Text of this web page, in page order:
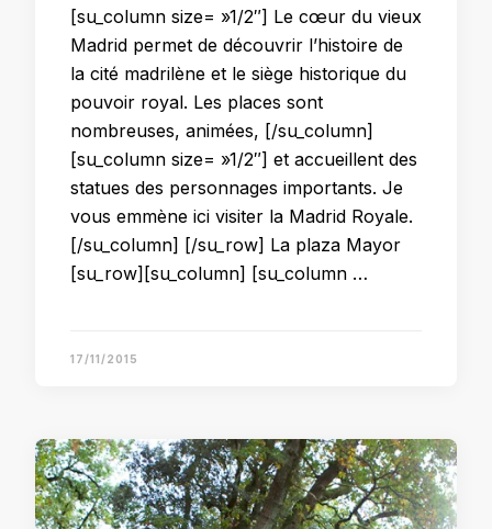
[su_column size= »1/2″] Le cœur du vieux
Madrid permet de découvrir l’histoire de
la cité madrilène et le siège historique du
pouvoir royal. Les places sont
nombreuses, animées, [/su_column]
[su_column size= »1/2″] et accueillent des
statues des personnages importants. Je
vous emmène ici visiter la Madrid Royale.
[/su_column] [/su_row] La plaza Mayor
[su_row][su_column] [su_column …
17/11/2015